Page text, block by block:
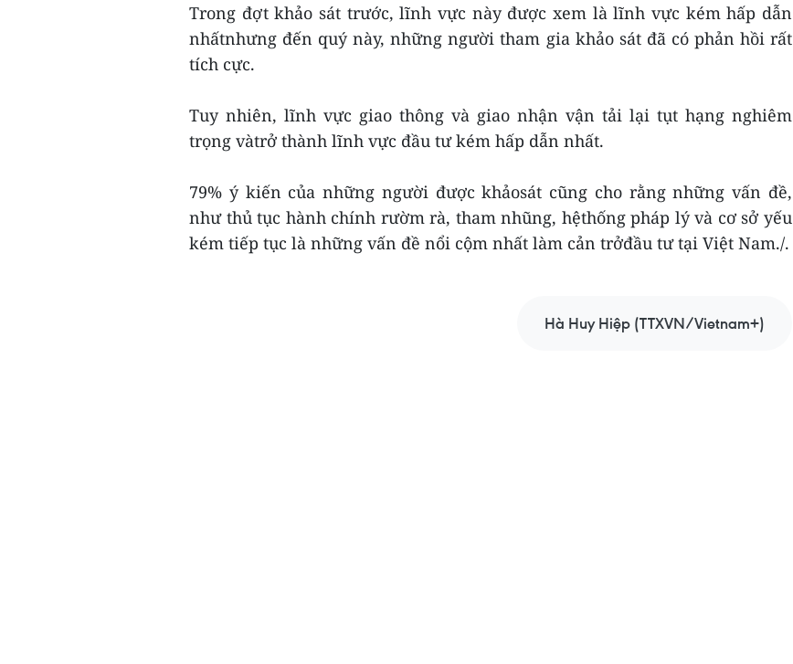
Trong đợt khảo sát trước, lĩnh vực này được xem là lĩnh vực kém hấp dẫn
nhấtnhưng đến quý này, những người tham gia khảo sát đã có phản hồi rất
tích cực.
Tuy nhiên, lĩnh vực giao thông và giao nhận vận tải lại tụt hạng nghiêm
trọng vàtrở thành lĩnh vực đầu tư kém hấp dẫn nhất.
79% ý kiến của những người được khảosát cũng cho rằng những vấn đề,
như thủ tục hành chính rườm rà, tham nhũng, hệthống pháp lý và cơ sở yếu
kém tiếp tục là những vấn đề nổi cộm nhất làm cản trởđầu tư tại Việt Nam./.
Hà Huy Hiệp (TTXVN/Vietnam+)